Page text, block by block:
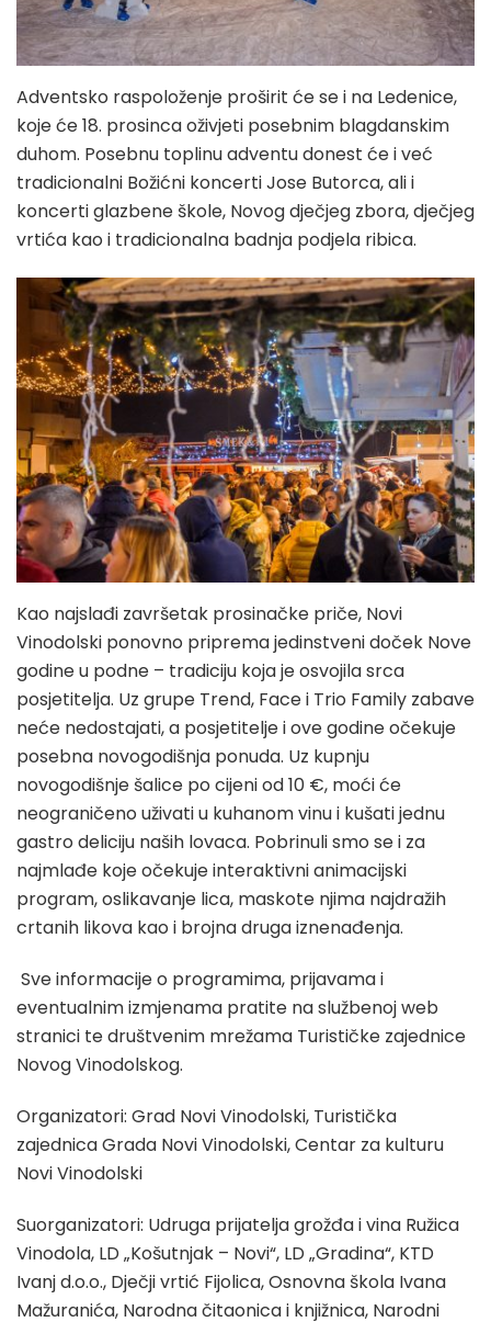
Adventsko raspoloženje proširit će se i na Ledenice,
koje će 18. prosinca oživjeti posebnim blagdanskim
duhom. Posebnu toplinu adventu donest će i već
tradicionalni Božićni koncerti Jose Butorca, ali i
koncerti glazbene škole, Novog dječjeg zbora, dječjeg
vrtića kao i tradicionalna badnja podjela ribica.
Kao najslađi završetak prosinačke priče, Novi
Vinodolski ponovno priprema jedinstveni doček Nove
godine u podne – tradiciju koja je osvojila srca
posjetitelja. Uz grupe Trend, Face i Trio Family zabave
neće nedostajati, a posjetitelje i ove godine očekuje
posebna novogodišnja ponuda. Uz kupnju
novogodišnje šalice po cijeni od 10 €, moći će
neograničeno uživati u kuhanom vinu i kušati jednu
gastro deliciju naših lovaca. Pobrinuli smo se i za
najmlađe koje očekuje interaktivni animacijski
program, oslikavanje lica, maskote njima najdražih
crtanih likova kao i brojna druga iznenađenja.
Sve informacije o programima, prijavama i
eventualnim izmjenama pratite na službenoj web
stranici te društvenim mrežama Turističke zajednice
Novog Vinodolskog.
Organizatori: Grad Novi Vinodolski, Turistička
zajednica Grada Novi Vinodolski, Centar za kulturu
Novi Vinodolski
Suorganizatori: Udruga prijatelja grožđa i vina Ružica
Vinodola, LD „Košutnjak – Novi“, LD „Gradina“, KTD
Ivanj d.o.o., Dječji vrtić Fijolica, Osnovna škola Ivana
Mažuranića, Narodna čitaonica i knjižnica, Narodni